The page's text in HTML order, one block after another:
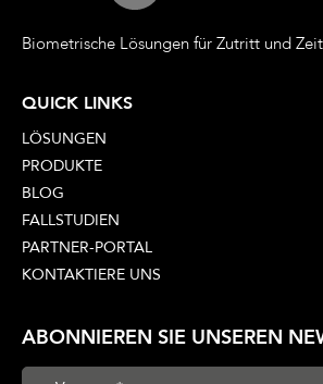
Biometrische Lösungen für Zutritt und
QUICK LINKS
LÖSUNGEN
PRODUKTE
BLOG
FALLSTUDIEN
PARTNER-PORTAL
KONTAKTIERE UNS
ABONNIEREN SIE UNSEREN